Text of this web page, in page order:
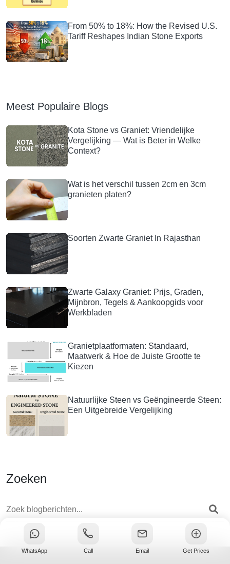
From 50% to 18%: How the Revised U.S.
Tariff Reshapes Indian Stone Exports
Meest Populaire Blogs
Kota Stone vs Graniet: Vriendelijke
Vergelijking — Wat is Beter in Welke
Context?
Wat is het verschil tussen 2cm en 3cm
granieten platen?
Soorten Zwarte Graniet In Rajasthan
Zwarte Galaxy Graniet: Prijs, Graden,
Mijnbron, Tegels & Aankoopgids voor
Werkbladen
Granietplaatformaten: Standaard,
Maatwerk & Hoe de Juiste Grootte te
Kiezen
Natuurlijke Steen vs Geëngineerde Steen:
Een Uitgebreide Vergelijking
Zoeken
WhatsApp Call Email Get Prices